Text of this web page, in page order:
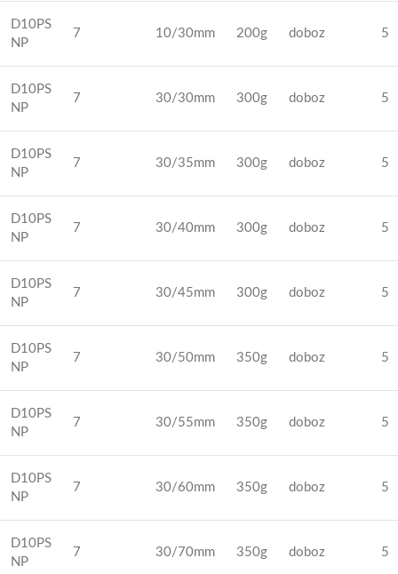
D10PS
NP
7 10/30mm 200g doboz 5
D10PS
NP
7 30/30mm 300g doboz 5
D10PS
NP
7 30/35mm 300g doboz 5
D10PS
NP
7 30/40mm 300g doboz 5
D10PS
NP
7 30/45mm 300g doboz 5
D10PS
NP
7 30/50mm 350g doboz 5
D10PS
NP
7 30/55mm 350g doboz 5
D10PS
NP
7 30/60mm 350g doboz 5
D10PS
NP
7 30/70mm 350g doboz 5